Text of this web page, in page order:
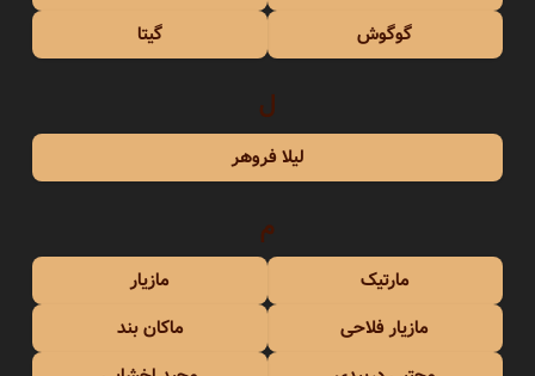
گوگوش
گیتا
ل
لیلا فروهر
م
مارتیک
مازیار
مازیار فلاحی
ماکان بند